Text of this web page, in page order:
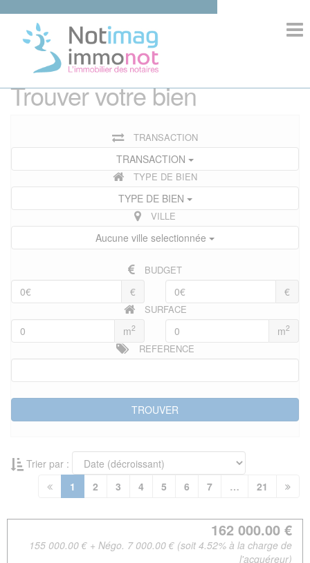
ACCUEIL
Trouver votre bien
TRANSACTION
TRANSACTION
TYPE DE BIEN
TYPE DE BIEN
VILLE
Aucune ville selectionnée
BUDGET
€ €
SURFACE
m2 m2
REFERENCE
Trier par :
1 (current)
2 3 4 5 6 7 … 21
162 000.00 €
155 000.00 € + Négo. 7 000.00 € (soit 4.52% à la charge de
l'acquéreur)